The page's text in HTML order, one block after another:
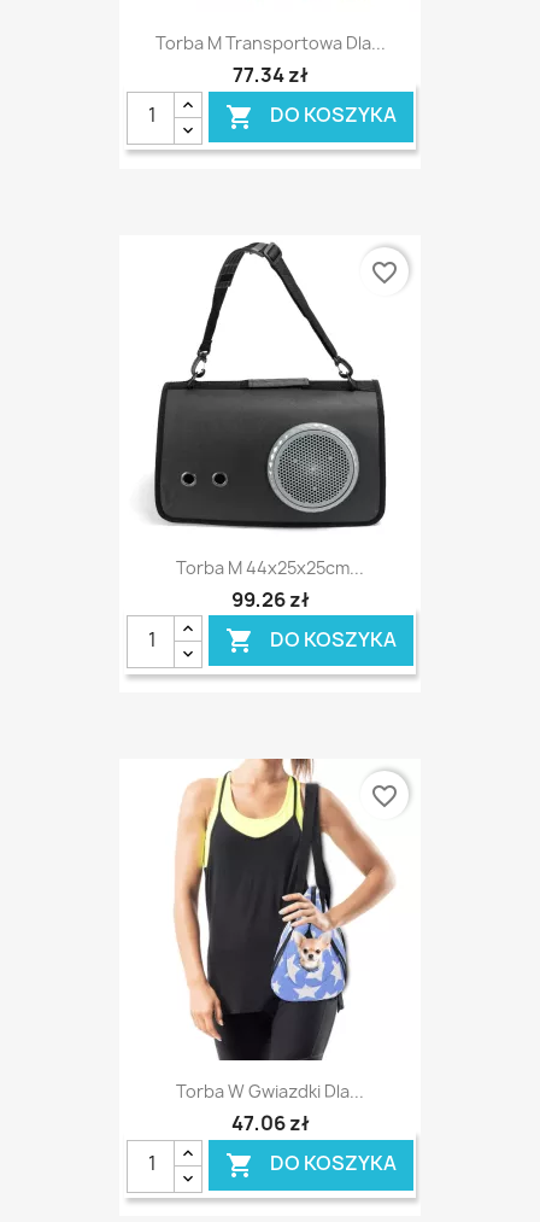
Torba M Transportowa Dla...
77,34 zł
 DO KOSZYKA
Torba M 44x25x25cm...
99,26 zł
 DO KOSZYKA
favorite_border
Torba W Gwiazdki Dla...
47,06 zł
 DO KOSZYKA
favorite_border